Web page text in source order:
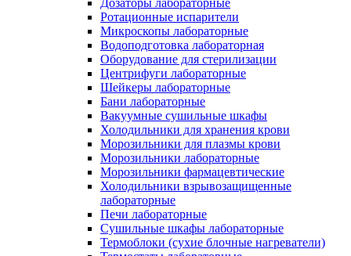
Ротационные испарители
Микроскопы лабораторные
Водоподготовка лабораторная
Оборудование для стерилизации
Центрифуги лабораторные
Шейкеры лабораторные
Бани лабораторные
Вакуумные сушильные шкафы
Холодильники для хранения крови
Морозильники для плазмы крови
Морозильники лабораторные
Морозильники фармацевтические
Холодильники взрывозащищенные
лабораторные
Печи лабораторные
Сушильные шкафы лабораторные
Термоблоки (сухие блочные нагреватели)